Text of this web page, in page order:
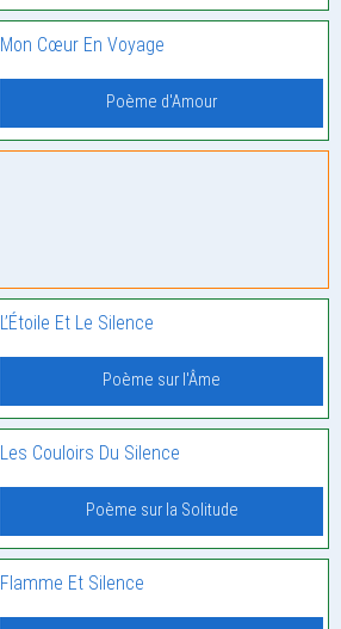
Mon Cœur En Voyage
Poème d'Amour
L’Étoile Et Le Silence
Poème sur l'Âme
Les Couloirs Du Silence
Poème sur la Solitude
Flamme Et Silence